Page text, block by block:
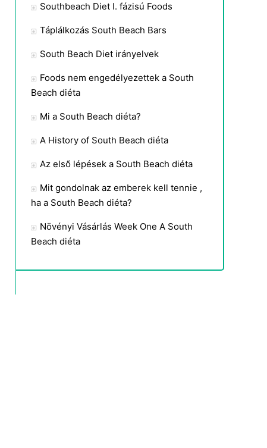
Southbeach Diet I. fázisú Foods
Táplálkozás South Beach Bars
South Beach Diet irányelvek
Foods nem engedélyezettek a South
Beach diéta
Mi a South Beach diéta?
A History of South Beach diéta
Az első lépések a South Beach diéta
Mit gondolnak az emberek kell tennie ,
ha a South Beach diéta?
Növényi Vásárlás Week One A South
Beach diéta